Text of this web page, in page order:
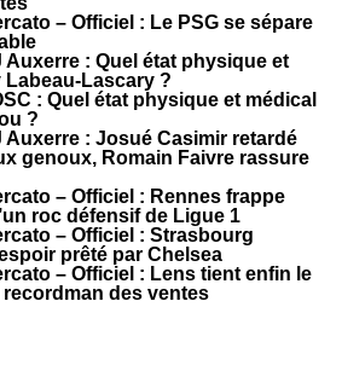
– Officiel : Le PSG se sépare
Auxerre : Quel état physique et
Lascary ?
: Quel état physique et médical
?
Auxerre : Josué Casimir retardé
genoux, Romain Faivre rassure
– Officiel : Rennes frappe
roc défensif de Ligue 1
– Officiel : Strasbourg
prêté par Chelsea
– Officiel : Lens tient enfin le
des ventes